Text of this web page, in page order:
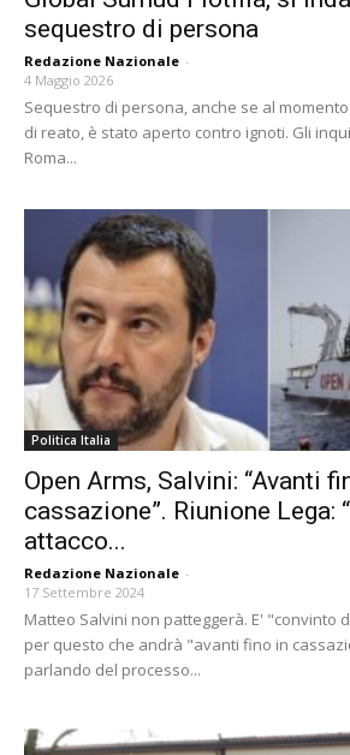
sequestro di persona
Redazione Nazionale -
4 Maggio 2026
Sequestro di persona, anche se al momento
di reato, è stato aperto contro ignoti. Gli
Roma...
Politica Italia
Open Arms, Salvini: “Avanti
cassazione”. Riunione Lega:
attacco...
Redazione Nazionale -
17 Settembre 2024
Matteo Salvini non patteggerà. E' "convinto
per questo che andrà "avanti fino in
parlando del processo...